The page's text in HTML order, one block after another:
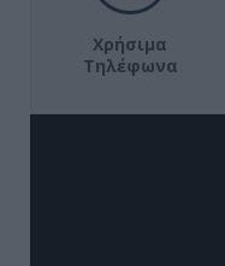
Χρήσιμα
Τηλέφωνα